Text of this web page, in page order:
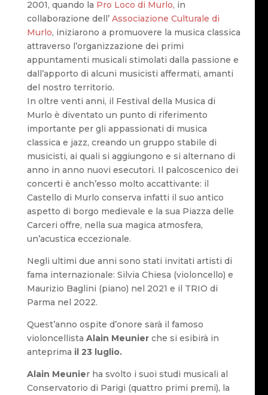
2001, quando la Pro Loco di Murlo, in
collaborazione dell’ Associazione Culturale di
Murlo, iniziarono a promuovere la musica classica
attraverso l’organizzazione dei primi
appuntamenti musicali stimolati dalla passione e
dall’apporto di alcuni musicisti affermati, amanti
del nostro territorio.
In oltre venti anni, il Festival della Musica di
Murlo è diventato un punto di riferimento
importante per gli appassionati di musica
classica e jazz, creando un gruppo stabile di
musicisti, ai quali si aggiungono e si alternano di
anno in anno nuovi esecutori. Il palcoscenico dei
concerti è anch’esso molto accattivante: il
Castello di Murlo conserva infatti il suo antico
aspetto di borgo medievale e la sua Piazza delle
Carceri offre, nella sua magica atmosfera,
un’acustica eccezionale.
Negli ultimi due anni sono stati invitati artisti di
fama internazionale: Silvia Chiesa (violoncello) e
Maurizio Baglini (piano) nel 2021 e il TRIO di
Parma nel 2022.
Quest’anno ospite d’onore sarà il famoso
violoncellista Alain Meunier che si esibirà in
anteprima il 23 luglio.
Alain Meunier ha svolto i suoi studi musicali al
Conservatorio di Parigi (quattro primi premi), la